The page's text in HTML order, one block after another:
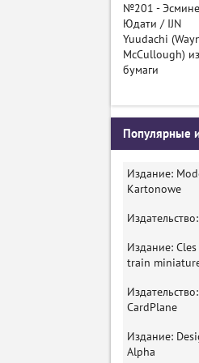
№201 -
Юдати / IJN
Yuudachi
McCullough) из
бумаги
Популярные
Издание:
Kartonowe
Издание:
train
Издательство:
CardPlane
Издание:
Alpha